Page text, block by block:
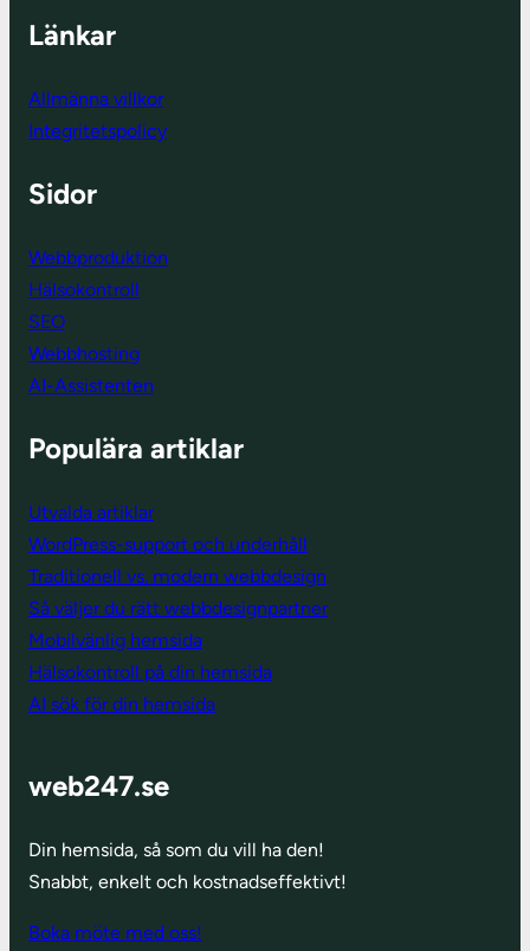
Länkar
Allmänna villkor
Integritetspolicy
Sidor
Webbproduktion
Hälsokontroll
SEO
Webbhosting
AI-Assistenten
Populära artiklar
Utvalda artiklar
WordPress-support och underhåll
Traditionell vs. modern webbdesign
Så väljer du rätt webbdesignpartner
Mobilvänlig hemsida
Hälsokontroll på din hemsida
AI sök för din hemsida
web247.se
Din hemsida, så som du vill ha den!
Snabbt, enkelt och kostnadseffektivt!
Boka möte med oss!